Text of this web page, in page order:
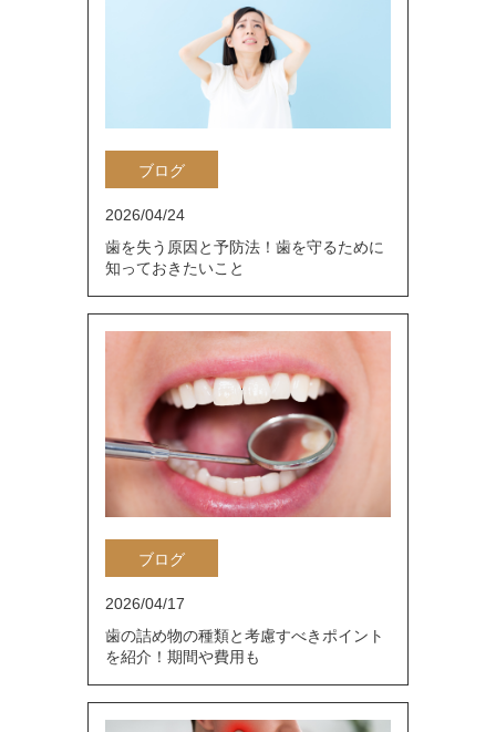
ブログ
2026/04/24
歯を失う原因と予防法！歯を守るために
知っておきたいこと
ブログ
2026/04/17
歯の詰め物の種類と考慮すべきポイント
を紹介！期間や費用も